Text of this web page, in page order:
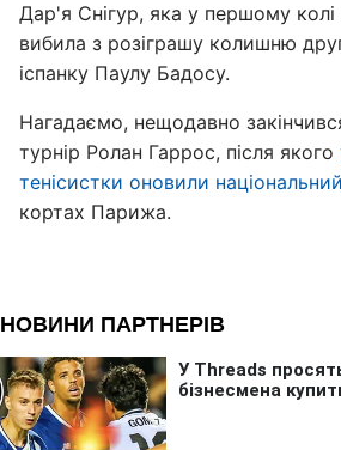
Дар'я Снігур, яка у першому колі
вибила з розіграшу колишню
іспанку Паулу Бадосу.
Нагадаємо, нещодавно
турнір Ролан Гаррос, після якого
тенісистки оновили
кортах Парижа.